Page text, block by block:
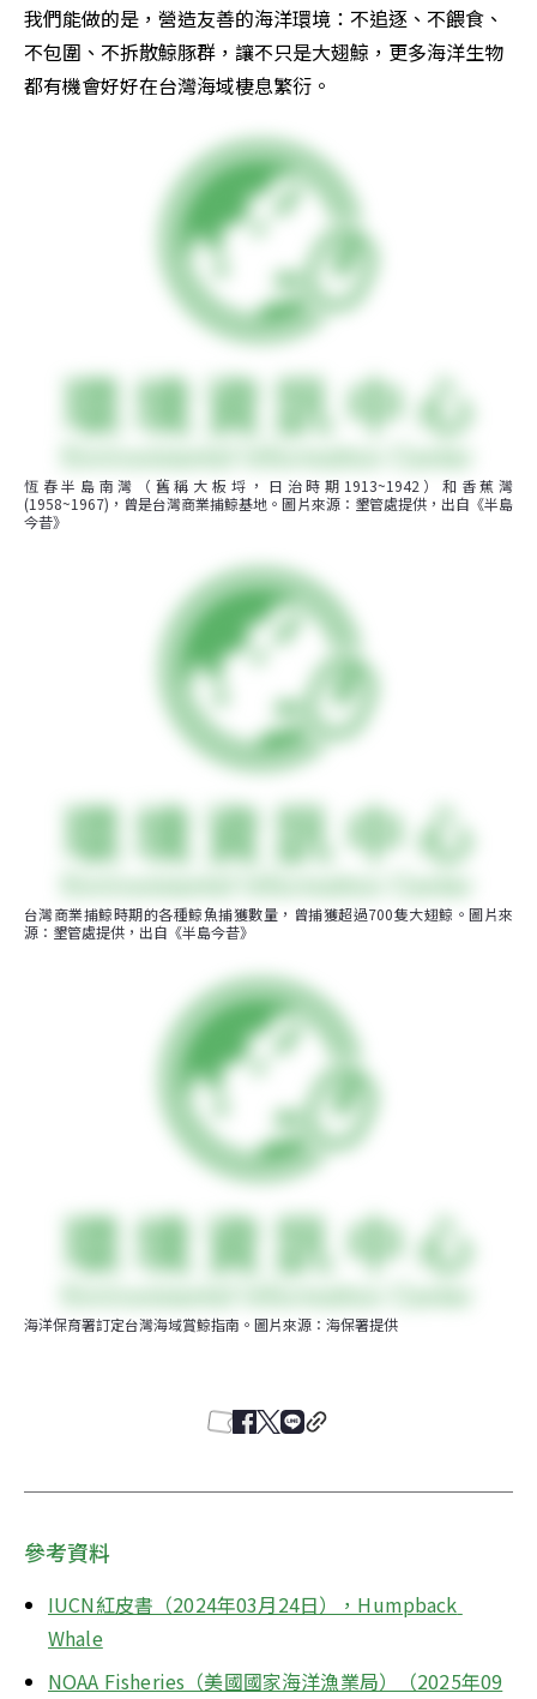
我們能做的是，營造友善的海洋環境：不追逐、不餵食、
不包圍、不拆散鯨豚群，讓不只是大翅鯨，更多海洋生物
都有機會好好在台灣海域棲息繁衍。
恆春半島南灣（舊稱大板埒，日治時期1913~1942）和香蕉灣
(1958~1967)，曾是台灣商業捕鯨基地。圖片來源：墾管處提供，出自《半島
今昔》
台灣商業捕鯨時期的各種鯨魚捕獲數量，曾捕獲超過700隻大翅鯨。圖片來
源：墾管處提供，出自《半島今昔》
海洋保育署訂定台灣海域賞鯨指南。圖片來源：海保署提供
參考資料
IUCN紅皮書（2024年03月24日），Humpback
Whale
NOAA Fisheries（美國國家海洋漁業局）（2025年09